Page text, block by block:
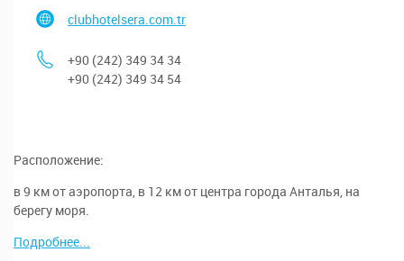
clubhotelsera.com.tr
+90 (242) 349 34 34
+90 (242) 349 34 54
Расположение:
в 9 км от аэропорта, в 12 км от центра города Анталья, на
берегу моря.
Подробнее...